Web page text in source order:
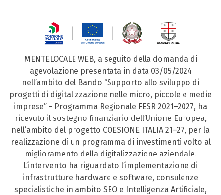
MENTELOCALE WEB, a seguito della domanda di
agevolazione presentata in data 03/05/2024
nell’ambito del Bando “Supporto allo sviluppo di
progetti di digitalizzazione nelle micro, piccole e medie
imprese” - Programma Regionale FESR 2021–2027, ha
ricevuto il sostegno finanziario dell’Unione Europea,
nell’ambito del progetto COESIONE ITALIA 21–27, per la
realizzazione di un programma di investimenti volto al
miglioramento della digitalizzazione aziendale.
L’intervento ha riguardato l’implementazione di
infrastrutture hardware e software, consulenze
specialistiche in ambito SEO e Intelligenza Artificiale,